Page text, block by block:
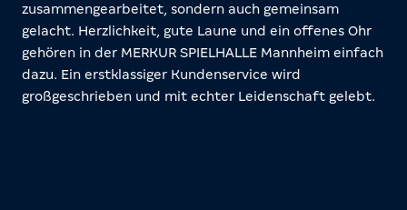
zusammengearbeitet, sondern auch gemeinsam
gelacht. Herzlichkeit, gute Laune und ein offenes Ohr
gehören in der MERKUR SPIELHALLE Mannheim einfach
dazu. Ein erstklassiger Kundenservice wird
großgeschrieben und mit echter Leidenschaft gelebt.